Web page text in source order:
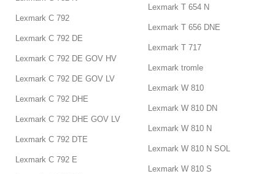
Lexmark C 792
Lexmark C 792 DE
Lexmark C 792 DE GOV HV
Lexmark C 792 DE GOV LV
Lexmark C 792 DHE
Lexmark C 792 DHE GOV LV
Lexmark C 792 DTE
Lexmark C 792 E
Lexmark T 654 N
Lexmark T 656 DNE
Lexmark T 717
Lexmark tromle
Lexmark W 810
Lexmark W 810 DN
Lexmark W 810 N
Lexmark W 810 N SOL
Lexmark W 810 S